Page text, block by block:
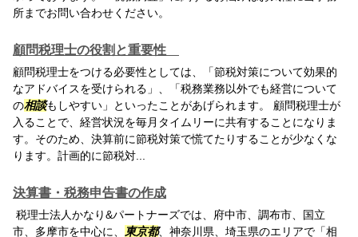
所までお問い合わせください。
顧問税理士の役割と重要性
顧問税理士をつける必要性としては、「節税対策について効果的
なアドバイスを受けられる」、「税務業務以外でも経営について
の相談もしやすい」といったことがあげられます。 顧問税理士が
入ることで、経営状況を毎月タイムリーに共有することになりま
す。そのため、決算前に節税対策で慌てたりすることが少なくな
ります。計画的に節税対...
決算書・税務申告書の作成
税理士法人かなり&パートナーズでは、府中市、調布市、国立
市、多摩市を中心に、
東京都、神奈川県、埼玉県のエリアで「相